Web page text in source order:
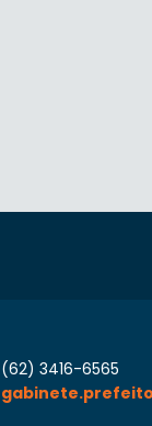
(62) 3416-6565